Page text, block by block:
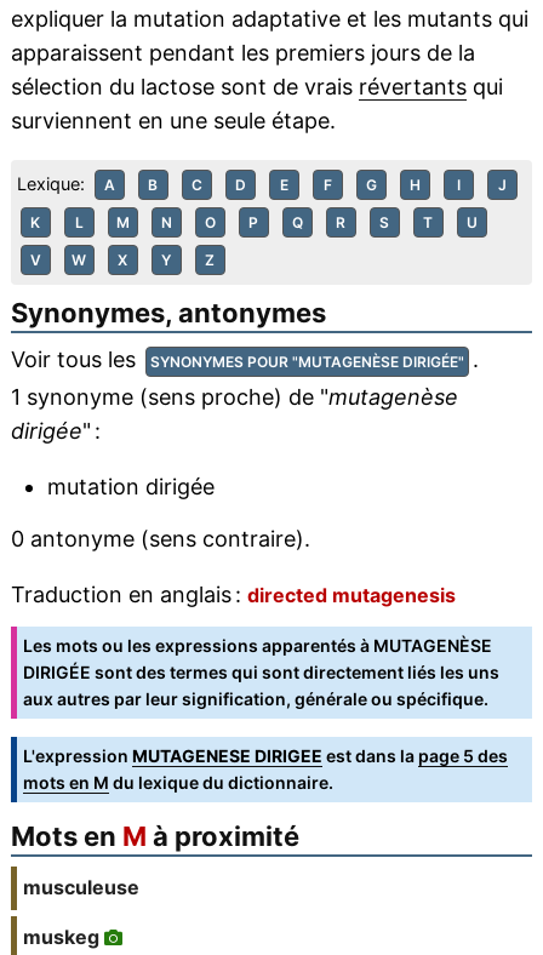
expliquer la mutation adaptative et les mutants qui
apparaissent pendant les premiers jours de la
sélection du lactose sont de vrais révertantsqui
surviennent en une seule étape.
Lexique: A B C D E F G H I J
K L M N O P Q R S T U
V W X Y Z
Synonymes, antonymes
Voir tous les SYNONYMES POUR "MUTAGENÈSE DIRIGÉE" .
1 synonyme (sens proche) de "mutagenèse
dirigée" :
mutation dirigée
0 antonyme (sens contraire).
Traduction en anglais : directed mutagenesis
Les mots ou les expressions apparentés à MUTAGENÈSE
DIRIGÉE sont des termes qui sont directement liés les uns
aux autres par leur signification, générale ou spécifique.
L'expression MUTAGENESE DIRIGEE est dans la page 5 des
mots en M du lexique du dictionnaire.
Mots en M à proximité
musculeuse
muskeg